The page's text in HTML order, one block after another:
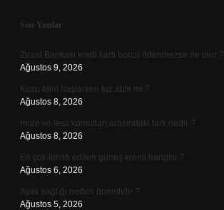
Sidebar
Son Yazılar
Ziraat Bankası kredi kartı borcu ödenmezse ne olur ?
Ağustos 9, 2026
Kuzu etini haşlarken tuz atılır mı ?
Ağustos 8, 2026
more ve less komutları arasındaki fark nedir ?
Ağustos 8, 2026
En çok tercih edilen güneş kremi hangisi ?
Ağustos 6, 2026
Ayak sağlığı neden önemlidir ?
Ağustos 5, 2026